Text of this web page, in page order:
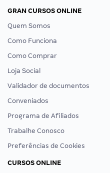
GRAN CURSOS ONLINE
Quem Somos
Como Funciona
Como Comprar
Loja Social
Validador de documentos
Conveniados
Programa de Afiliados
Trabalhe Conosco
Preferências de Cookies
CURSOS ONLINE